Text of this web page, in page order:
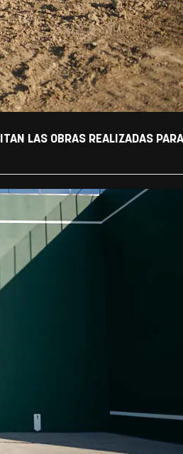
LAS OBRAS REALIZADAS